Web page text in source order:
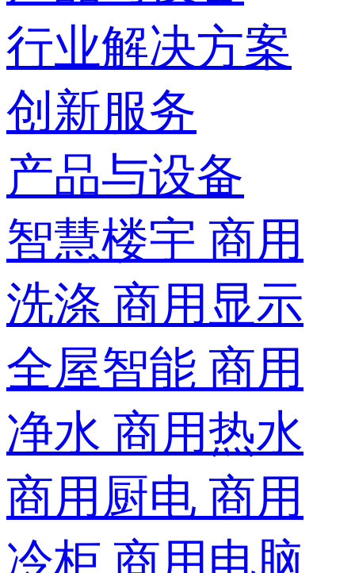
行业解决方案
创新服务
产品与设备
智慧楼宇 商用
洗涤 商用显示
全屋智能 商用
净水 商用热水
商用厨电 商用
冷柜 商用电脑